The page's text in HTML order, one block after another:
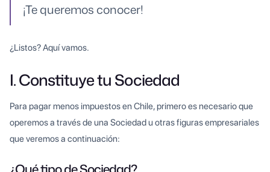
¡Te queremos conocer!
¿Listos? Aquí vamos.
I. Constituye tu Sociedad
Para pagar menos impuestos en Chile, primero es necesario que
operemos a través de una Sociedad u otras figuras empresariales
que veremos a continuación: